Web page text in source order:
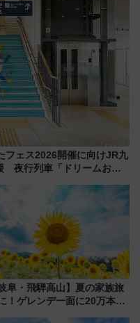
フェス2026開催に向けJR九
夜行列車「ドリームおひ
岐阜・飛騨高山】夏の家族旅
！ゲレンデ一面に20万本の